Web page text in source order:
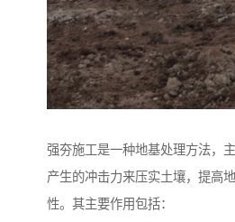
强夯施工是一种地基处理方法，
产生的冲击力来压实土壤，提高
性。其主要作用包括：